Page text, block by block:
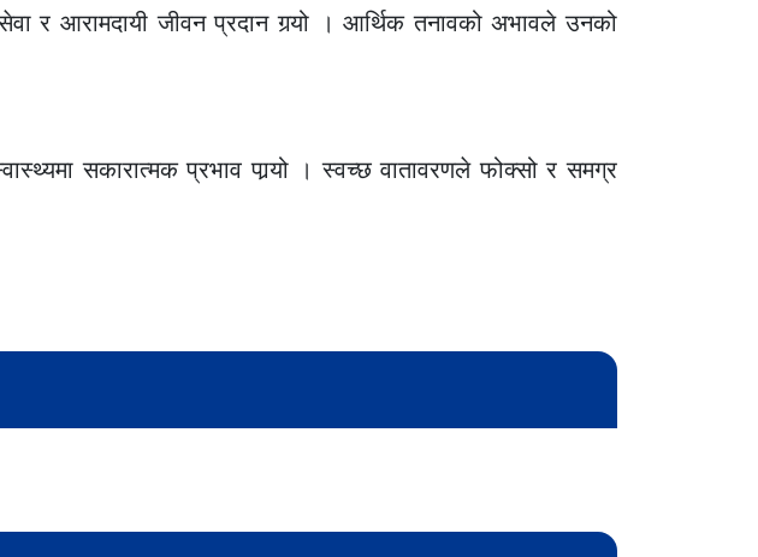
र आरामदायी जीवन प्रदान गर्‍यो । आर्थिक तनावको अभावले उनको
सकारात्मक प्रभाव पार्‍यो । स्वच्छ वातावरणले फोक्सो र समग्र